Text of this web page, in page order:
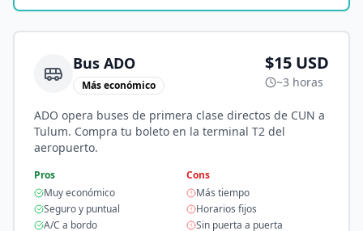
Bus ADO
Más económico
$15 USD
~3 horas
ADO opera buses de primera clase directos de CUN a
Tulum. Compra tu boleto en la terminal T2 del
aeropuerto.
Pros
Muy económico
Seguro y puntual
A/C a bordo
Cons
Más tiempo
Horarios fijos
Sin puerta a puerta